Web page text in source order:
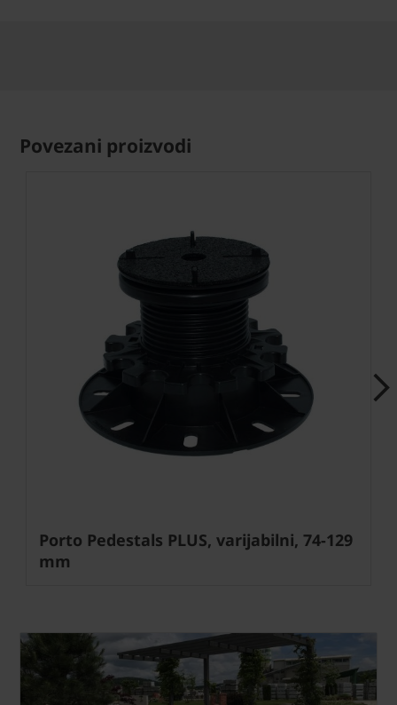
Povezani proizvodi
Porto Pedestals PLUS, varijabilni, 74-129
mm
Next